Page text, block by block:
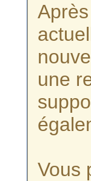
une
Vous